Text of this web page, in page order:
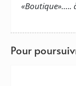
«Boutique»…..
Pour